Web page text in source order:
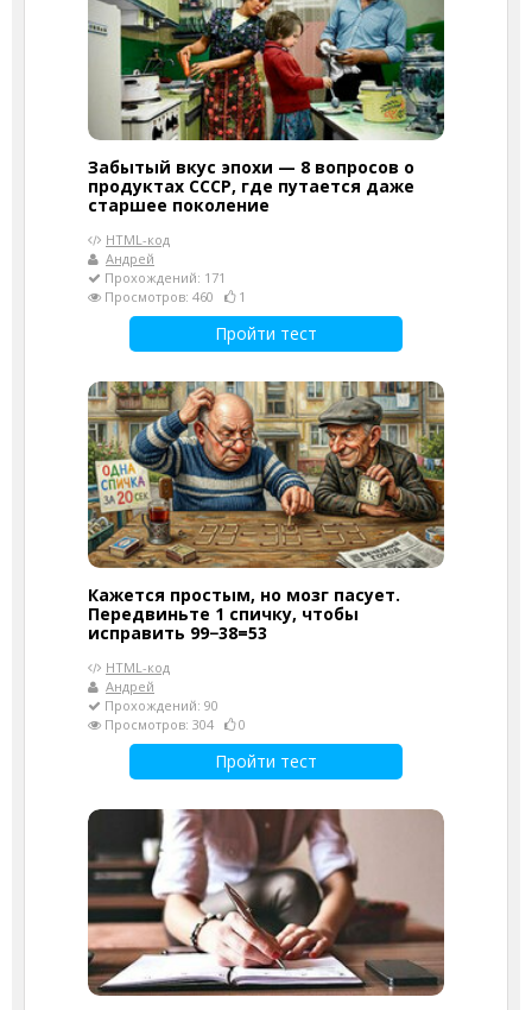
Забытый вкус эпохи — 8 вопросов о
продуктах СССР, где путается даже
старшее поколение
HTML-код
Андрей
Прохождений: 171
Просмотров: 460
1
Пройти тест
Кажется простым, но мозг пасует.
Передвиньте 1 спичку, чтобы
исправить 99−38=53
HTML-код
Андрей
Прохождений: 90
Просмотров: 304
0
Пройти тест